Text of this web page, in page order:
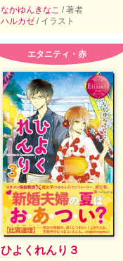
なかゆんきなこ / 著者
ハルカゼ / イラスト
エタニティ・赤
ひよくれんり３